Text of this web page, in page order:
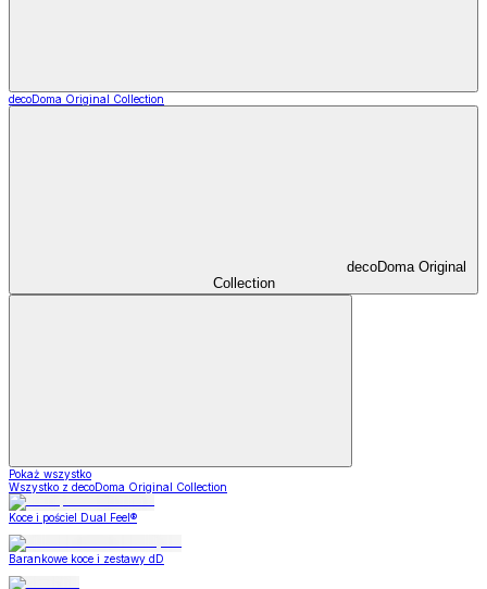
decoDoma Original Collection
decoDoma Original
Collection
Pokaż wszystko
Wszystko z decoDoma Original Collection
Koce i pościel Dual Feel®
Barankowe koce i zestawy dD